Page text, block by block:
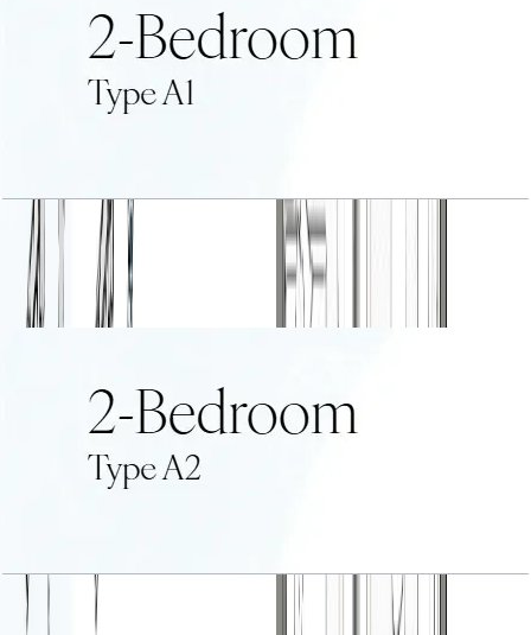
2 BR Type A1
باز کردن چیدمان
2 BR Type A2